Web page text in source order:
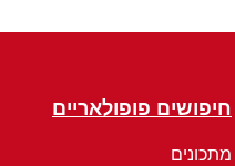
חיפושים פופולאריים
מתכונים